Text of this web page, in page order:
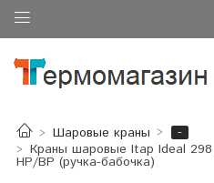
Шаровые краны
-
Краны шаровые Itap Ideal 298
НР/ВР (ручка-бабочка)